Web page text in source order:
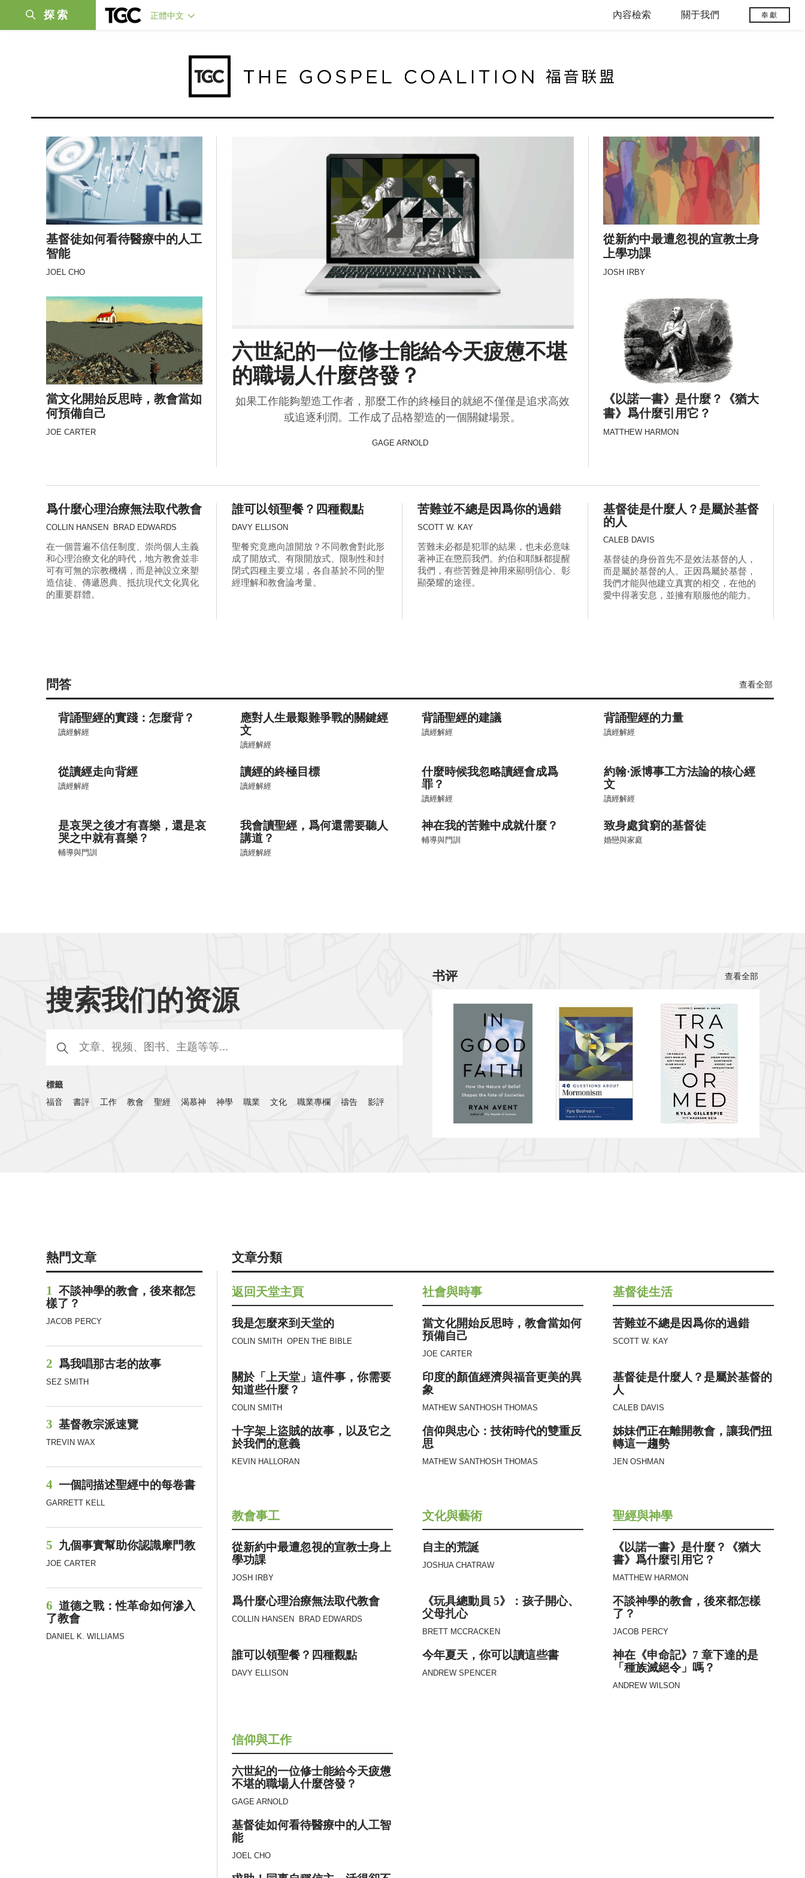
探索 正體中文 內容檢索 關于我們 奉獻
六世紀的一位修士能給今天疲憊不堪
的職場人什麼啓發？
如果工作能夠塑造工作者，那麼工作的終極目的就絕不僅僅是追求高效
或追逐利潤。工作成了品格塑造的一個關鍵場景。
GAGE ARNOLD
基督徒如何看待醫療中的人工
智能
JOEL CHO
當文化開始反思時，教會當如
何預備自己
JOE CARTER
從新約中最遭忽視的宣教士身
上學功課
JOSH IRBY
《以諾一書》是什麼？《猶大
書》爲什麼引用它？
MATTHEW HARMON
爲什麼心理治療無法取代教會
COLLIN HANSEN BRAD EDWARDS
在一個普遍不信任制度、崇尚個人主義
和心理治療文化的時代，地方教會並非
可有可無的宗教機構，而是神設立來塑
造信徒、傳遞恩典、抵抗現代文化異化
的重要群體。
誰可以領聖餐？四種觀點
DAVY ELLISON
聖餐究竟應向誰開放？不同教會對此形
成了開放式、有限開放式、限制性和封
閉式四種主要立場，各自基於不同的聖
經理解和教會論考量。
苦難並不總是因爲你的過錯
SCOTT W. KAY
苦難未必都是犯罪的結果，也未必意味
著神正在懲罰我們。約伯和耶穌都提醒
我們，有些苦難是神用來顯明信心、彰
顯榮耀的途徑。
基督徒是什麼人？是屬於基督
的人
CALEB DAVIS
基督徒的身份首先不是效法基督的人，
而是屬於基督的人。正因爲屬於基督，
我們才能與他建立真實的相交，在他的
愛中得著安息，並擁有順服他的能力。
問答 查看全部
背誦聖經的實踐：怎麼背？
讀經解經
應對人生最艱難爭戰的關鍵經
文
讀經解經
背誦聖經的建議
讀經解經
背誦聖經的力量
讀經解經
從讀經走向背經
讀經解經
讀經的終極目標
讀經解經
什麼時候我忽略讀經會成爲
罪？
讀經解經
約翰·派博事工方法論的核心經
文
讀經解經
是哀哭之後才有喜樂，還是哀
哭之中就有喜樂？
輔導與門訓
我會讀聖經，爲何還需要聽人
講道？
讀經解經
神在我的苦難中成就什麼？
輔導與門訓
致身處貧窮的基督徒
婚戀與家庭
搜索我们的资源
標籤
福音
書評 工作 教會 聖經 渴慕神 神學 職業 文化 職業專欄 禱告 影評
书评 查看全部
熱門文章
1
不談神學的教會，後來都怎
樣了？
JACOB PERCY
2 爲我唱那古老的故事
SEZ SMITH
3 基督教宗派速覽
TREVIN WAX
4 一個詞描述聖經中的每卷書
GARRETT KELL
5 九個事實幫助你認識摩門教
JOE CARTER
6 道德之戰：性革命如何滲入
了教會
DANIEL K. WILLIAMS
文章分類
返回天堂主頁
我是怎麼來到天堂的
COLIN SMITH OPEN THE BIBLE
關於「上天堂」這件事，你需要
知道些什麼？
COLIN SMITH
十字架上盜賊的故事，以及它之
於我們的意義
KEVIN HALLORAN
社會與時事
當文化開始反思時，教會當如何
預備自己
JOE CARTER
印度的顏值經濟與福音更美的異
象
MATHEW SANTHOSH THOMAS
信仰與忠心：技術時代的雙重反
思
MATHEW SANTHOSH THOMAS
基督徒生活
苦難並不總是因爲你的過錯
SCOTT W. KAY
基督徒是什麼人？是屬於基督的
人
CALEB DAVIS
姊妹們正在離開教會，讓我們扭
轉這一趨勢
JEN OSHMAN
教會事工
從新約中最遭忽視的宣教士身上
學功課
JOSH IRBY
爲什麼心理治療無法取代教會
COLLIN HANSEN BRAD EDWARDS
誰可以領聖餐？四種觀點
DAVY ELLISON
文化與藝術
自主的荒誕
JOSHUA CHATRAW
《玩具總動員 5》：孩子開心、
父母扎心
BRETT MCCRACKEN
今年夏天，你可以讀這些書
ANDREW SPENCER
聖經與神學
《以諾一書》是什麼？《猶大
書》爲什麼引用它？
MATTHEW HARMON
不談神學的教會，後來都怎樣
了？
JACOB PERCY
神在《申命記》7 章下達的是
「種族滅絕令」嗎？
ANDREW WILSON
信仰與工作
六世紀的一位修士能給今天疲憊
不堪的職場人什麼啓發？
GAGE ARNOLD
基督徒如何看待醫療中的人工智
能
JOEL CHO